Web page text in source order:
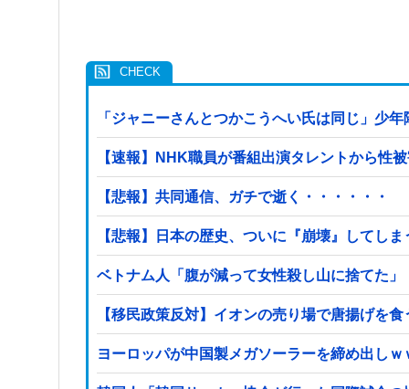
「ジャニーさんとつかこうへい氏は同じ」少
【速報】NHK職員が番組出演タレントから性
【悲報】共同通信、ガチで逝く・・・・・・
【悲報】日本の歴史、ついに『崩壊』してし
ベトナム人「腹が減って女性殺し山に捨てた」
【移民政策反対】イオンの売り場で唐揚げを
ヨーロッパが中国製メガソーラーを締め出しｗ